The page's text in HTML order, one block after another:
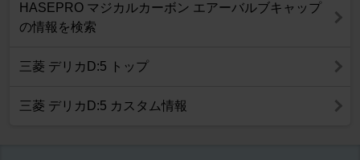
HASEPRO マジカルカーボン エアーバルブキャップ
の情報を検索
三菱 デリカD:5 トップ
三菱 デリカD:5 カスタム情報